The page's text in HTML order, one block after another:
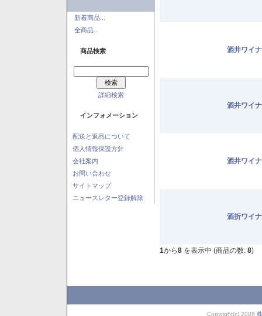
新着商品...
全商品...
商品検索
詳細検索
インフォメーション
配送と返品について
個人情報保護方針
会社案内
お問い合わせ
サイトマップ
ニュースレター登録解除
酒井ワイ
酒井ワイ
酒井ワイ
酒折ワイ
1から8 を表示中 (商品の数: 8)
Copyright(c) 2008